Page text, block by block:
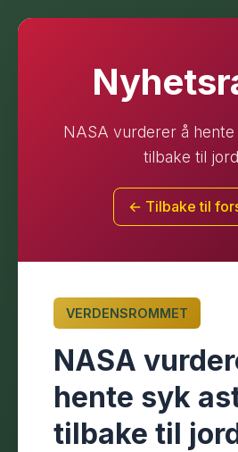
NASA vurderer å
tilbake til
← Tilbake til
VERDENSROMMET
NASA
hente syk
tilbake til